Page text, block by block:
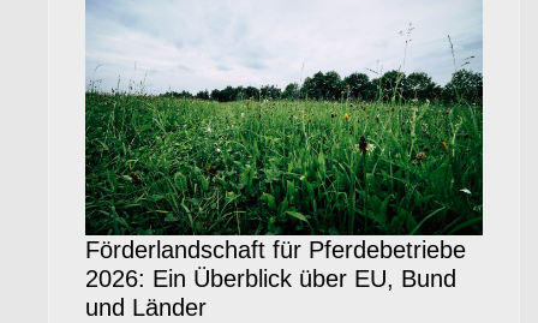
Förderlandschaft für Pferdebetriebe
2026: Ein Überblick über EU, Bund
und Länder